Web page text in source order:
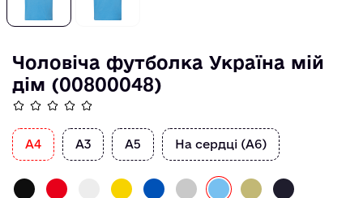
Чоловіча футболка Україна мій
дім (00800048)
А4 А3 А5 На сердці (А6)